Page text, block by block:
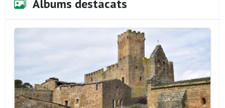
Àlbums destacats